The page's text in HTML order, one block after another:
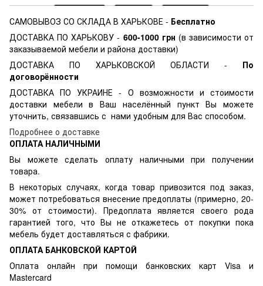
САМОВЫВОЗ СО СКЛАДА В ХАРЬКОВЕ - Бесплатно
ДОСТАВКА ПО ХАРЬКОВУ - 600-1000грн (в зависимости от
заказываемой мебели и района доставки)
ДОСТАВКА ПО ХАРЬКОВСКОЙ ОБЛАСТИ - По
договорённости
ДОСТАВКА ПО УКРАИНЕ - О возможности и стоимости
доставки мебели в Ваш населённый пункт Вы можете
уточнить, связавшись с нами удобным для Вас способом.
Подробнее о доставке
ОПЛАТА НАЛИЧНЫМИ
Вы можете сделать оплату наличными при получении
товара.
В некоторых случаях, когда товар привозится под заказ,
может потребоваться внесение предоплаты (примерно, 20-
30% от стоимости). Предоплата является своего рода
гарантией того, что Вы не откажетесь от покупки пока
мебель будет доставляться с фабрики.
ОПЛАТА БАНКОВСКОЙ КАРТОЙ
Оплата онлайн при помощи банковских карт Visa и
Mastercard